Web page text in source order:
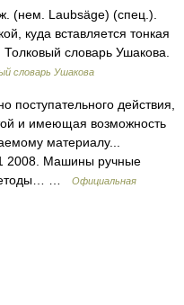
(нем. Laubsäge) (спец.).
куда вставляется тонкая
словарь Ушакова.
словарь Ушакова
поступательного действия,
и имеющая возможность
материалу...
2008. Машины ручные
…
Официальная